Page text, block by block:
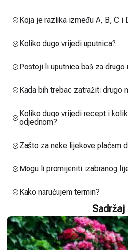
Koja je razlika između A, B, C i
Koliko dugo vrijedi uputnica?
Postoji li uputnica baš za drugo
Kada bih trebao zatražiti drugo
Koliko dugo vrijedi recept i
odjednom?
Zašto za neke lijekove plaćam
Mogu li promijeniti izabranog
Kako naručujem termin?
Sadržaj